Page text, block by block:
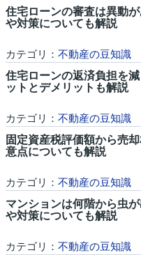
住宅ローンの審査は異動
や対策についても解説
カテゴリ： 不動産の豆知識
住宅ローンの返済負担を
ットとデメリットも解説
カテゴリ： 不動産の豆知識
固定資産税評価額から売
意点についても解説
カテゴリ： 不動産の豆知識
マンションは何階から虫
や対策についても解説
カテゴリ： 不動産の豆知識